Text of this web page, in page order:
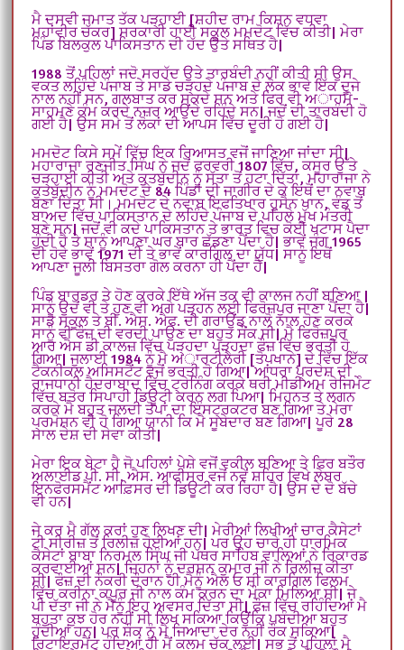
ਮੈ ਦਸਵੀ ਜਮਾਤ ਤੱਕ ਪੜ੍ਹਾਈ [ਸ਼ਹੀਦ ਰਾਮ ਕਿਸ਼ਨ ਵਧਵਾ
ਮਹਾਂਵੀਰ ਚੱਕਰ] ਸਰਕਾਰੀ ਹਾਈ ਸਕੂਲ ਮਮਦੋਟ ਵਿੱਚ ਕੀਤੀ| ਮੇਰਾ
ਪਿੰਡ ਬਿਲਕੁਲ ਪਾਕਿਸਤਾਨ ਦੀ ਹੱਦ ਉਤੇ ਸਥਿਤ ਹੈ|
1988 ਤੋਂ ਪਹਿਲਾਂ ਜਦੋ ਸਰਹੱਦ ਉਤੇ ਤਾਰਬੰਦੀ ਨਹੀਂ ਕੀਤੀ ਸੀ ਉਸ
ਵਕਤ ਲਹਿੰਦੇ ਪੰਜਾਬ ਤੇ ਸਾਡੇ ਚੜ੍ਹਦੇ ਪੰਜਾਬ ਦੇ ਲੋਕ ਭਾਵੇ ਇੱਕ ਦੂਜੇ
ਨਾਲ ਨਹੀਂ ਸਨ, ਗਲਬਾਤ ਕਰ ਸਕਦੇ ਸਨ ਅਤੇ ਫਿਰ ਵੀ ਅਾਹਮੋ-
ਸਾਹਮਣੇ ਕੰਮ ਕਰਦੇ ਨਜ਼ਰ ਆਉਂਦੇ ਰਹਿੰਦੇ ਸਨ| ਜਦੋਂ ਦੀ ਤਾਰਬੰਦੀ ਹੋ
ਗਈ ਹੈ| ਉਸ ਸਮੇ ਤੋਂ ਲੋਕਾਂ ਦੀ ਆਪਸ ਵਿੱਚ ਦੂਰੀ ਹੋ ਗਈ ਹੈ|
ਮਮਦੋਟ ਕਿਸੇ ਸਮੇਂ ਵਿੱਚ ਇਕ ਰਿਆਸਤ ਵਜੋਂ ਜਾਣਿਆ ਜਾਂਦਾ ਸੀ|
ਮਹਾਰਾਜਾ ਰਣਜੀਤ ਸਿੰਘ ਨੇ ਜਦੋਂ ਫਰਵਰੀ 1807 ਵਿੱਚ, ਕਸੂਰ ਉੱਤੇ
ਚੜ੍ਹਾਈ ਕੀਤੀ ਅਤੇ ਕੁਤਬੁੱਦੀਨ ਨੂੰ ਸੱਤਾ ਤੋਂ ਹਟਾ ਦਿੱਤਾ, ਮਹਾਰਾਜਾ ਨੇ
ਕੁਤਬੁੱਦੀਨ ਨੂੰ ਮਮਦੋਟ ਦੇ 84 ਪਿੰਡਾਂ ਦੀ ਜਾਗੀਰ ਦੇ ਕੇ ਇਥੋਂ ਦਾ ਨਵਾਬ
ਬਣਾ ਦਿੱਤਾ ਸੀ। ਮਮਦੋਟ ਦੇ ਨਵਾਬ ਇਫਤਿਖਾਰ ਹੁਸੈਨ ਖਾਨ, ਵੰਡ ਤੋਂ
ਬਾਅਦ ਵਿੱਚ ਪਾਕਿਸਤਾਨ ਦੇ ਲਹਿੰਦੇ ਪੰਜਾਬ ਦੇ ਪਹਿਲੇ ਮੁੱਖ ਮੰਤਰੀ
ਬਣੇ ਸਨ| ਜਦੋਂ ਵੀ ਕਦੇ ਪਾਕਿਸਤਾਨ ਤੇ ਭਾਰਤ ਵਿਚ ਕੋਈ ਖਟਾਸ ਪੈਦਾ
ਹੁੰਦੀ ਹੈ ਤੇ ਸਾਨੂੰ ਆਪਣਾ ਘਰ ਬਾਰ ਛੱਡਣਾ ਪੈਂਦਾ ਹੈ| ਭਾਵੇਂ ਜੰਗ 1965
ਦੀ ਹੋਵੇ ਭਾਵੇਂ 1971 ਦੀ ਤੇ ਭਾਵੇਂ ਕਾਰਗਿਲ ਦਾ ਯੁੱਧ| ਸਾਨੂੰ ਇਥੋਂ
ਆਪਣਾ ਜੂਲੀ ਬਿਸਤਰਾ ਗੋਲ ਕਰਨਾ ਹੀ ਪੈਂਦਾ ਹੈ|
ਪਿੰਡ ਬਾਰਡਰ ਤੇ ਹੋਣ ਕਰਕੇ ਇੱਥੇ ਅੱਜ ਤਕ ਵੀ ਕਾਲਜ ਨਹੀਂ ਬਣਿਆ |
ਸਾਨੂੰ ਉਦੋਂ ਵੀ ਤੇ ਹੁਣ ਵੀ ਅਗੇ ਪੜ੍ਹਨ ਲਈ ਫਿਰੋਜ਼ਪੁਰ ਜਾਣਾ ਪੈਂਦਾ ਹੈ|
ਸਾਡੇ ਸਕੂਲ ਤੇ ਬੀ. ਐਸ. ਐਫ. ਦੀ ਗਰਾਉਂਡ ਨਾਲੋ ਨਾਲ ਹੋਣ ਕਰਕੇ
ਸਾਨੂੰ ਵੀ ਫੌਜ਼ ਦੀ ਵਰਦੀ ਪਾਉਣ ਦਾ ਬਹੁਤ ਸੌਂਕ ਸੀ| ਮੈ ਫਿਰੋਜ਼ਪੁਰ
ਆਰ ਐਸ ਡੀ ਕਾਲਜ਼ ਵਿੱਚ ਪੜ੍ਹਦਾ ਪੜ੍ਹਦਾ ਫੌਜ਼ ਵਿੱਚ ਭਰਤੀ ਹੋ
ਗਿਆ| ਜੁਲਾਈ 1984 ਨੂੰ ਮੈ ਅਾਰਟੀਲੇਰੀ [ਤੋਪਖਾਨੇ] ਦੇ ਵਿੱਚ ਇੱਕ
ਟੈਕਨੀਕਲ ਅਸਿਸਟੈਂਟ ਵਜੋਂ ਭਰਤੀ ਹੋ ਗਿਆ| ਆਂਧਰਾ ਪ੍ਰਦੇਸ਼ ਦੀ
ਰਾਜਧਾਨੀ ਹੈਦਰਾਬਾਦ ਵਿੱਚ ਟ੍ਰੇਨਿੰਗ ਕਰਕੇ ਥਰੀ ਮੀਡੀਅਮ ਰੇਜਿਮੇੰਟ
ਵਿੱਚ ਬਤੋਰ ਸਿਪਾਹੀ ਡਿਊਟੀ ਕਰਨ ਲਗ ਪਿਆ| ਮਿਹਨਤ ਤੇ ਲਗਨ
ਕਰਕੇ ਮੈ ਬਹੁਤ ਜਲਦੀ ਤੋਪਾਂ ਦਾ ਇੰਸਟ੍ਰਕਟਰ ਬਣ ਗਿਆ ਤੇ ਮੇਰਾ
ਪ੍ਰਮੋਸ਼ਨ ਵੀ ਹੋ ਗਿਆ ਯਾਨੀ ਕਿ ਮੈ ਸੂਬੇਦਾਰ ਬਣ ਗਿਆ| ਪੂਰੇ 28
ਸਾਲ ਦੇਸ਼ ਦੀ ਸੇਵਾ ਕੀਤੀ|
ਮੇਰਾ ਇਕ ਬੇਟਾ ਹੈ ਜੋ ਪਹਿਲਾਂ ਪੇਸ਼ੇ ਵਜੋਂ ਵਕੀਲ ਬਣਿਆ ਤੇ ਫਿਰ ਬਤੌਰ
ਅਲਾਈਡ ਪੀ. ਸੀ. ਐਸ. ਆਫੀਸਰ ਵਜੋਂ ਨਵੇਂ ਸ਼ਹਿਰ ਵਿਖੇ ਲੇਬਰ
ਇਨਫੋਰਸਮੈਂਟ ਆਫ਼ਿਸਰ ਦੀ ਡਿਊਟੀ ਕਰ ਰਿਹਾ ਹੈ| ਉਸ ਦੇ ਦੋ ਬੱਚੇ
ਵੀ ਹਨ|
ਜੇ ਕਰ ਮੈ ਗੱਲ ਕਰਾਂ ਹੁਣ ਲਿਖਣ ਦੀ| ਮੇਰੀਆਂ ਲਿਖੀਆਂ ਚਾਰ ਕੈਸੇਟਾਂ
ਟੀ ਸੀਰੀਜ਼ ਤੋਂ ਰਿਲੀਜ਼ ਹੋਈਆਂ ਹਨ| ਪਰ ਉਹ ਚਾਰੇ ਹੀ ਧਾਰਮਿਕ
ਕੈਸੇਟਾਂ ਬਾਬਾ ਨਿਰਮਲ ਸਿੰਘ ਜੀ ਪੱਥਰ ਸਾਹਿਬ ਵਾਲਿਆਂ ਨੇ ਰਿਕਾਰਡ
ਕਰਵਾਈਆਂ ਸਨ| ਜਿਹਨਾਂ ਨੂੰ ਦਰਸ਼ਨ ਕੁਮਾਰ ਜੀ ਨੇ ਰਿਲੀਜ਼ ਕੀਤਾ
ਸੀ| ਫੌਜ਼ ਦੀ ਨੌਕਰੀ ਦੌਰਾਨ ਹੀ ਮੈਨੂੰ ਐਲ ਓ ਸੀ ਕਾਰਗਿਲ ਫਿਲਮ
ਵਿੱਚ ਕਰੀਨਾ ਕਪੂਰ ਜੀ ਨਾਲ ਕੰਮ ਕਰਨ ਦਾ ਮੌਕਾ ਮਿਲਿਆ ਸੀ| ਜੇ
ਪੀ ਦੱਤਾ ਜੀ ਨੇ ਮੈਨੂੰ ਇਹ ਅਵਸਰ ਦਿੱਤਾ ਸੀ| ਫੌਜ਼ ਵਿੱਚ ਰਹਿੰਦਿਆਂ ਮੈ
ਬਹੁਤਾ ਕੁਝ ਹੋਰ ਨਹੀਂ ਸੀ ਲਿਖ ਸਕਿਆ ਕਿਉਂਕਿ ਪਬੰਦੀਆ ਬਹੁਤ
ਹੁੰਦੀਆਂ ਹਨ| ਪਰ ਸ਼ੌਕ ਨੂੰ ਮੈ ਜਿਆਦਾ ਦੇਰ ਨਹੀਂ ਰੌਕ ਸਕਿਆ|
ਰਿਟਾਇਰਮੈਂਟ ਹੁੰਦਿਆਂ ਹੀ ਮੈਂ ਕਲਮ ਚੁੱਕ ਲਈ| ਸਭ ਤੋਂ ਪਹਿਲਾਂ ਮੈ